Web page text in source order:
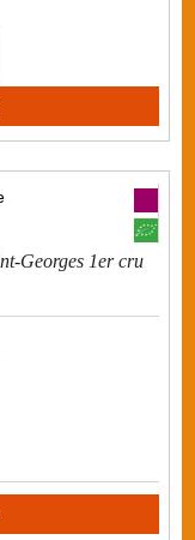
Georges 1er cru